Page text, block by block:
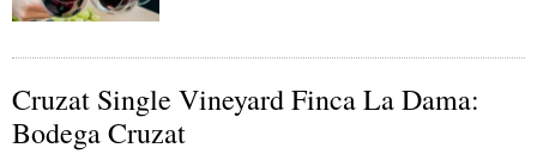
Cruzat Single Vineyard Finca La Dama:
Bodega Cruzat